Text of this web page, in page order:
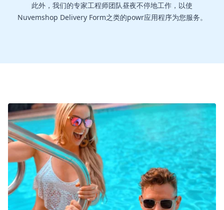
此外，我们的专家工程师团队昼夜不停地工作，以使
Nuvemshop Delivery Form之类的powr应用程序为您服务。